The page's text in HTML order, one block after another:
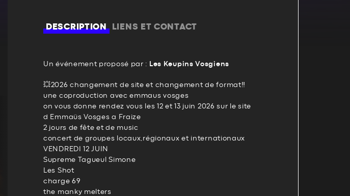
DESCRIPTION LIENS ET CONTACT
Un événement proposé par : Les Keupins Vosgiens
💥2026 changement de site et changement de format‼️
une coproduction avec emmaus vosges
on vous donne rendez vous les 12 et 13 juin 2026 sur le site
d Emmaüs Vosges a Fraize
2 jours de fête et de music
concert de groupes locaux,régionaux et internationaux
VENDREDI 12 JUIN
Supreme Tagueul Simone
Les Shot
charge 69
the manky melters